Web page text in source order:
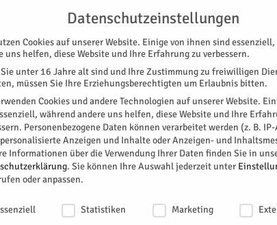
KONTAKT
SPEZIAL E-PAPER KINO GALERIE
Kino
KuBa-Kino
Datenschutzeinstellungen
Cookies auf unserer Website. Einige von ihnen sind
uns helfen, diese Website und Ihre Erfahrung zu verbessern.
unter 16 Jahre alt sind und Ihre Zustimmung zu freiwilligen
müssen Sie Ihre Erziehungsberechtigten um Erlaubnis bitten.
Cookies und andere Technologien auf unserer Website.
während andere uns helfen, diese Website und Ihre
Personenbezogene Daten können verarbeitet werden (z. B.
Anzeigen und Inhalte oder Anzeigen- und
Informationen über die Verwendung Ihrer Daten finden Sie in
. Sie können Ihre Auswahl jederzeit unter
oder anpassen.
Statistiken Marketing